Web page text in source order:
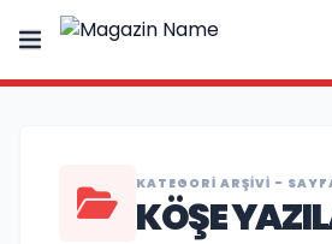
KATEGORI ARŞIVI -
KÖŞE